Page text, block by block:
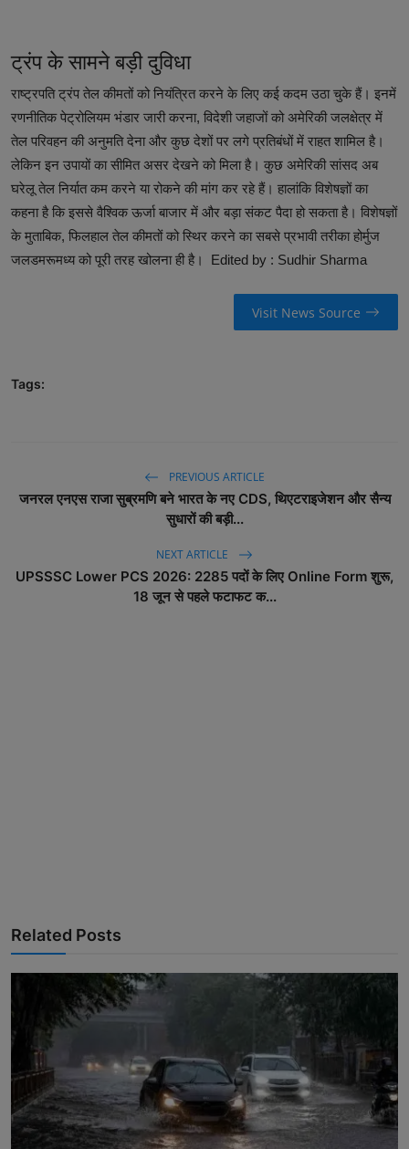
ट्रंप के सामने बड़ी दुविधा
राष्ट्रपति ट्रंप तेल कीमतों को नियंत्रित करने के लिए कई कदम उठा चुके हैं। इनमें
रणनीतिक पेट्रोलियम भंडार जारी करना, विदेशी जहाजों को अमेरिकी जलक्षेत्र में
तेल परिवहन की अनुमति देना और कुछ देशों पर लगे प्रतिबंधों में राहत शामिल है।
लेकिन इन उपायों का सीमित असर देखने को मिला है। कुछ अमेरिकी सांसद अब
घरेलू तेल निर्यात कम करने या रोकने की मांग कर रहे हैं। हालांकि विशेषज्ञों का
कहना है कि इससे वैश्विक ऊर्जा बाजार में और बड़ा संकट पैदा हो सकता है। विशेषज्ञों
के मुताबिक, फिलहाल तेल कीमतों को स्थिर करने का सबसे प्रभावी तरीका होर्मुज
जलडमरूमध्य को पूरी तरह खोलना ही है। Edited by : Sudhir Sharma
Visit News Source
Tags:
PREVIOUS ARTICLE
जनरल एनएस राजा सुब्रमणि बने भारत के नए CDS, थिएटराइजेशन और सैन्य
सुधारों की बड़ी...
NEXT ARTICLE
UPSSSC Lower PCS 2026: 2285 पदों के लिए Online Form शुरू,
18 जून से पहले फटाफट क...
Related Posts